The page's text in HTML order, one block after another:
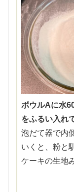
ボウルAに水
をふるい入れ
泡だて器で内
いくと、粉と
ケーキの生地